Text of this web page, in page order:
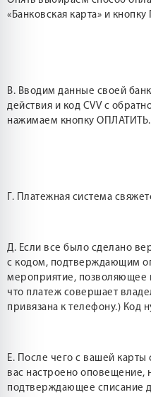
«Банковская карта» и
В. Вводим данные своей
действия и код CVV с
нажимаем кнопку ОПЛАТИТЬ.
Г. Платежная система
Д. Если все было сделано
с кодом, подтверждающим
мероприятие, позволяющее
что платеж совершает
привязана к телефону.) Код
Е. После чего с вашей карты
вас настроено оповещение,
подтверждающее списание